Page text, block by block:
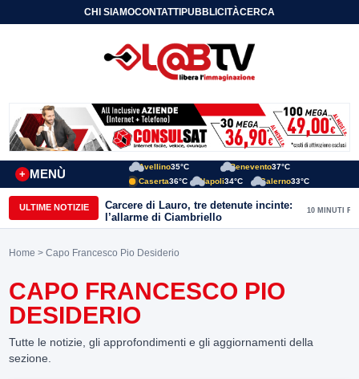
CHI SIAMOCONTATTIPUBBLICITÀCERCA
MENÙ
+
Avellino35°C Benevento37°C
Caserta36°C Napoli34°C Salerno33°C
ULTIME NOTIZIE
Carcere di Lauro, tre detenute incinte:
l’allarme di Ciambriello
10 MINUTI FA
Home > Capo Francesco Pio Desiderio
CAPO FRANCESCO PIO
DESIDERIO
Tutte le notizie, gli approfondimenti e gli aggiornamenti della
sezione.